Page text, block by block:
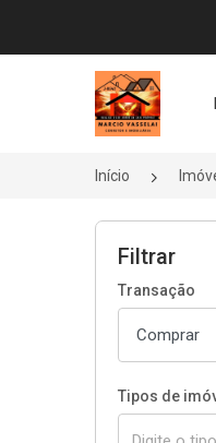
Página inicial
Início
Filtrar
Transação
Tipos de